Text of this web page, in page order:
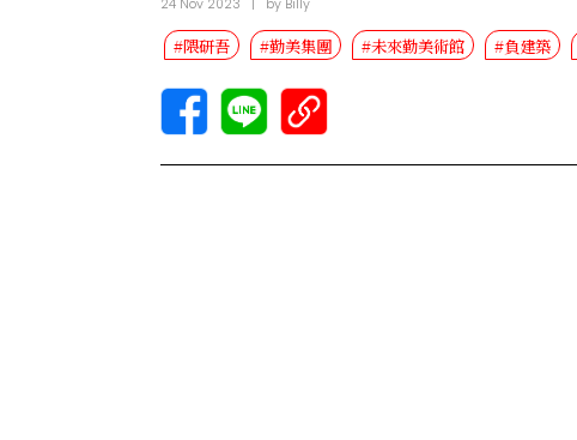
24 Nov 2023 | by Billy
#隈研吾 #勤美集團 #未來勤美術館 #負建築